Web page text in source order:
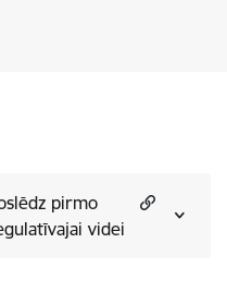
pirmo
videi